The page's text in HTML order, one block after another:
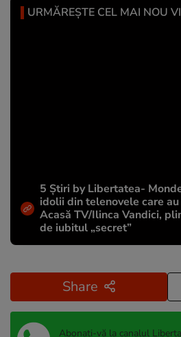
URMĂREȘTE CEL MAI NOU
5 Știri by Libertatea-
idolii din telenovele care
Acasă TV/Ilinca Vandici,
de iubitul „secret”
Share
Abonați-vă la canalul